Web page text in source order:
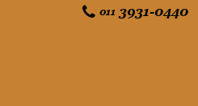
011 3931-0440